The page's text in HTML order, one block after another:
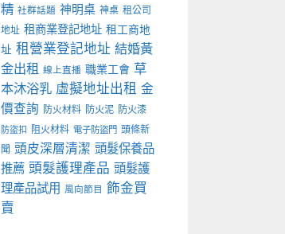
精 社群話題 神明桌 神桌 租公司
地址 租商業登記地址 租工商地
址 租營業登記地址 結婚黃
金出租 線上直播 職業工會 草
本沐浴乳 虛擬地址出租 金
價查詢 防火材料 防火泥 防火漆
防盜扣 阻火材料 電子防盜門 頭條新
聞 頭皮深層清潔 頭髮保養品
推薦 頭髮護理產品 頭髮護
理產品試用 風向節目 飾金買
賣